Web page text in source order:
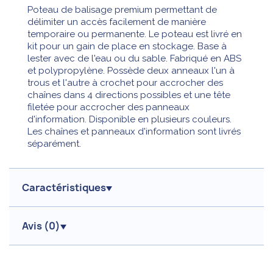
Poteau de balisage premium permettant de
délimiter un accès facilement de manière
temporaire ou permanente. Le poteau est livré en
kit pour un gain de place en stockage. Base à
lester avec de l'eau ou du sable. Fabriqué en ABS
et polypropylène. Possède deux anneaux l'un à
trous et l'autre à crochet pour accrocher des
chaînes dans 4 directions possibles et une tête
filetée pour accrocher des panneaux
d'information. Disponible en plusieurs couleurs.
Les chaînes et panneaux d'information sont livrés
séparément.
Caractéristiques
Avis (0)